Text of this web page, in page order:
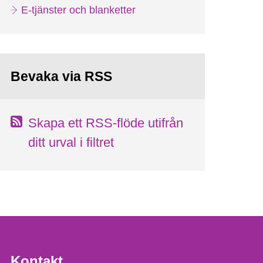
E-tjänster och blanketter
Bevaka via RSS
Skapa ett RSS-flöde utifrån
ditt urval i filtret